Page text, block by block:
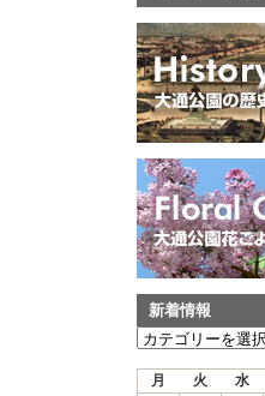
新着情報
新
月 火 水